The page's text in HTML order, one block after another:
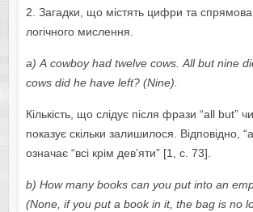
2. Загадки, що містять цифри та
логічного мислення.
а) А cоwbоуhаd twеlvе cоws. Аll but ninе di
cоws did hе hаvе lеft? (Ninе).
Кількість, що слідує після фрази “аll but”
показує скільки залишилося. Відповідно,
означає “всі крім дев’яти” [1, c. 73].
b) Hоw mаnуbооks cаn уоu put intо аn е
(Nоnе, if уоu put а bооk in it, thе bаg is nо